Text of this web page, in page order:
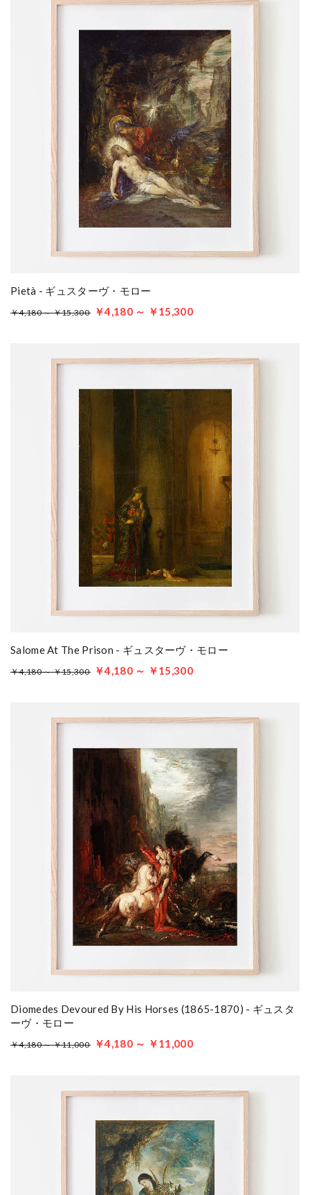
Pietà - ギュスターヴ・モロー
￥4,180 ～ ￥15,300 ￥4,180 ～ ￥15,300
Salome At The Prison - ギュスターヴ・モロー
￥4,180 ～ ￥15,300 ￥4,180 ～ ￥15,300
Diomedes Devoured By His Horses (1865-1870) - ギュスタ
ーヴ・モロー
￥4,180 ～ ￥11,000 ￥4,180 ～ ￥11,000